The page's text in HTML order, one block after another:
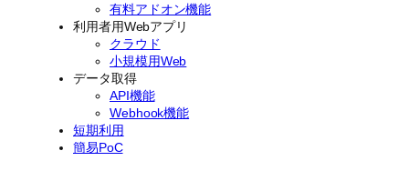
有料アドオン機能
利用者用Webアプリ
クラウド
小規模用Web
データ取得
API機能
Webhook機能
短期利用
簡易PoC